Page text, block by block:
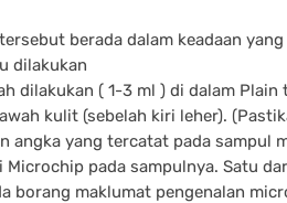
berada dalam keadaan
dilakukan
dilakukan ( 1-3 ml ) di dalam Plain
kulit (sebelah kiri leher).
angka yang tercatat pada sampul
pada sampulnya. Satu
borang maklumat pengenalan